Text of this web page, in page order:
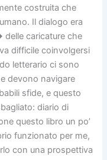
costruita che
Il dialogo era
caricature che
difficile coinvolgersi
letterario ci sono
devono navigare
sfide, e questo
diario di
questo libro un po’
funzionato per me,
con una prospettiva